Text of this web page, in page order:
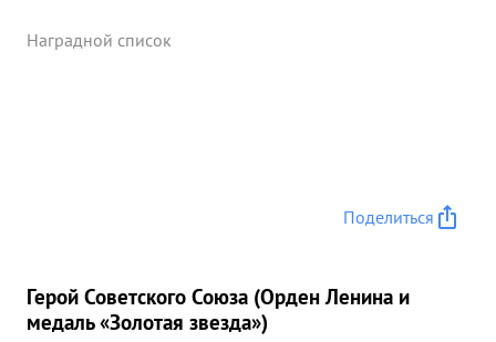
Наградной список
Поделиться
Герой Советского Союза (Орден Ленина и
медаль «Золотая звезда»)